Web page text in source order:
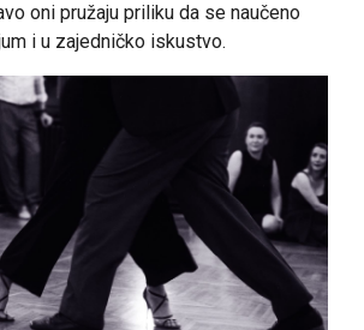
oni pružaju priliku da se naučeno
i u zajedničko iskustvo.